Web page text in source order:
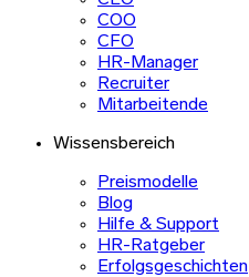
COO
CFO
HR-Manager
Recruiter
Mitarbeitende
Wissensbereich
Preismodelle
Blog
Hilfe & Support
HR-Ratgeber
Erfolgsgeschichten